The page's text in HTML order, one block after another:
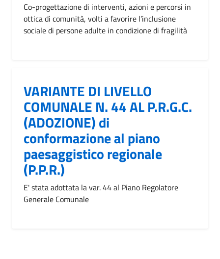
Co-progettazione di interventi, azioni e percorsi in
ottica di comunità, volti a favorire l’inclusione
sociale di persone adulte in condizione di fragilità
VARIANTE DI LIVELLO
COMUNALE N. 44 AL P.R.G.C.
(ADOZIONE) di
conformazione al piano
paesaggistico regionale
(P.P.R.)
E' stata adottata la var. 44 al Piano Regolatore
Generale Comunale